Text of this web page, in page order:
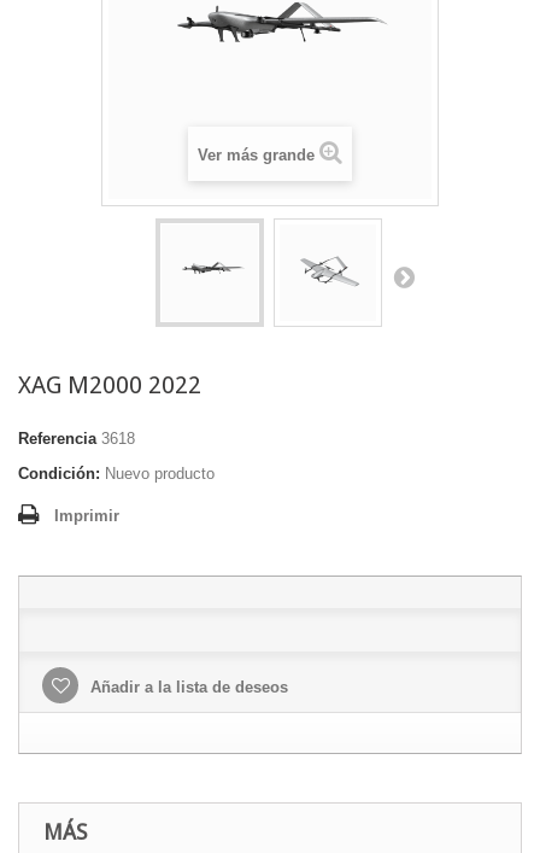
Ver más grande
XAG M2000 2022
Referencia 3618
Condición: Nuevo producto
Imprimir
Añadir a la lista de deseos
MÁS